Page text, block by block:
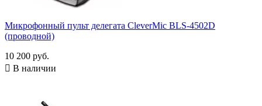
Микрофонный пульт делегата CleverMic BLS-4502D
(проводной)
10 200 руб.
 В наличии